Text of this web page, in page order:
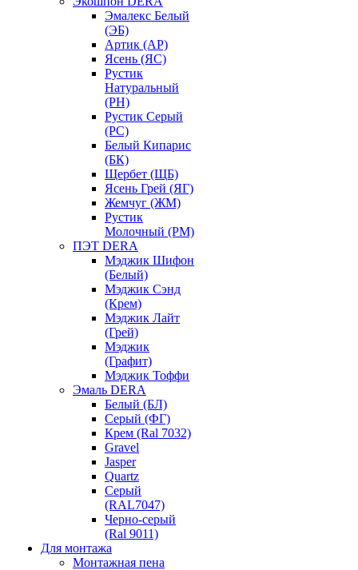
Эмалекс Белый
(ЭБ)
Артик (АР)
Ясень (ЯС)
Рустик
Натуральный
(РН)
Рустик Серый
(РС)
Белый Кипарис
(БК)
Щербет (ЩБ)
Ясень Грей (ЯГ)
Жемчуг (ЖМ)
Рустик
Молочный (РМ)
ПЭТ DERA
Мэджик Шифон
(Белый)
Мэджик Сэнд
(Крем)
Мэджик Лайт
(Грей)
Мэджик
(Графит)
Мэджик Тоффи
Эмаль DERA
Белый (БЛ)
Серый (ФГ)
Крем (Ral 7032)
Gravel
Jasper
Quartz
Серый
(RAL7047)
Черно-серый
(Ral 9011)
Для монтажа
Монтажная пена